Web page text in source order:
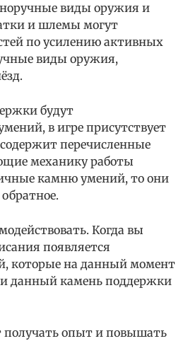
виды оружия и
и шлемы могут
по усилению активных
виды оружия,
будут
в игре присутствует
перечисленные
механику работы
камню умений, то они
Когда вы
появляется
которые на данный момент
данный камень поддержки
получать опыт и повышать